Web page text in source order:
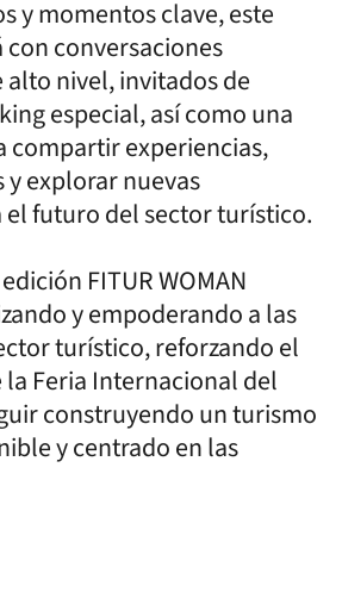
y momentos clave, este
conversaciones
nivel, invitados de
especial, así como una
compartir experiencias,
explorar nuevas
futuro del sector turístico.
FITUR WOMAN
y empoderando a las
turístico, reforzando el
Feria Internacional del
construyendo un turismo
y centrado en las